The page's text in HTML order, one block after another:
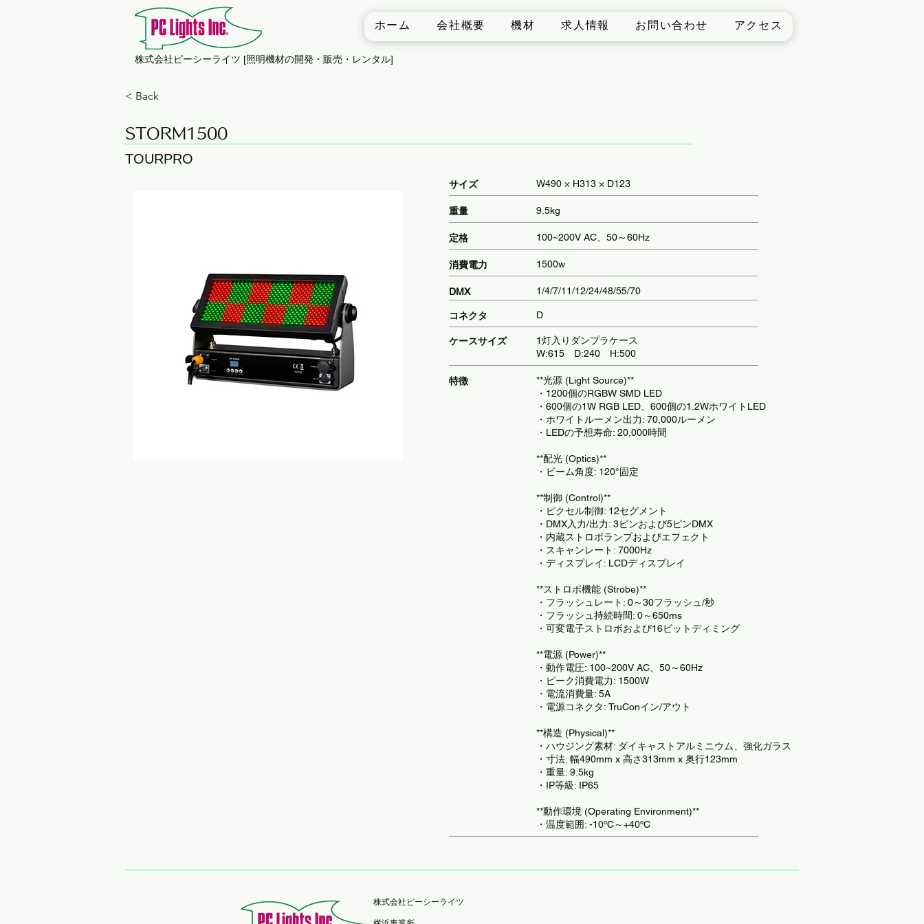
ホーム 会社概要 機材 求人情報 お問い合わせ アクセス
​株式会社ピーシーライツ [照明機材の開発・販売・レンタル]
< Back
STORM1500
TOURPRO
​サイズ W490 × H313 × D123
重量 9.5kg
定格 100~200V AC、50～60Hz
消費電力 1500w
DMX 1/4/7/11/12/24/48/55/70
​コネクタ D
ケースサイズ
1灯入りダンプラケース
W:615 D:240 H:500
特徴
**光源 (Light Source)**
・1200個のRGBW SMD LED
・600個の1W RGB LED、600個の1.2WホワイトLED
・ホワイトルーメン出力: 70,000ルーメン
・LEDの予想寿命: 20,000時間
**配光 (Optics)**
・ビーム角度: 120°固定
**制御 (Control)**
・ピクセル制御: 12セグメント
・DMX入力/出力: 3ピンおよび5ピンDMX
・内蔵ストロボランプおよびエフェクト
・スキャンレート: 7000Hz
・ディスプレイ: LCDディスプレイ
**ストロボ機能 (Strobe)**
・フラッシュレート: 0～30フラッシュ/秒
・フラッシュ持続時間: 0～650ms
・可変電子ストロボおよび16ビットディミング
**電源 (Power)**
・動作電圧: 100~200V AC、50～60Hz
・ピーク消費電力: 1500W
・電流消費量: 5A
・電源コネクタ: TruConイン/アウト
**構造 (Physical)**
・ハウジング素材: ダイキャストアルミニウム、強化ガラス
・寸法: 幅490mm x 高さ313mm x 奥行123mm
・重量: 9.5kg
・IP等級: IP65
**動作環境 (Operating Environment)**
・温度範囲: -10ºC～+40ºC
​株式会社ピーシーライツ